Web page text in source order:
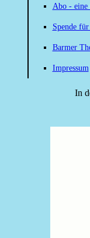
Abo - eine
Spende
Barmer
Impressum
In